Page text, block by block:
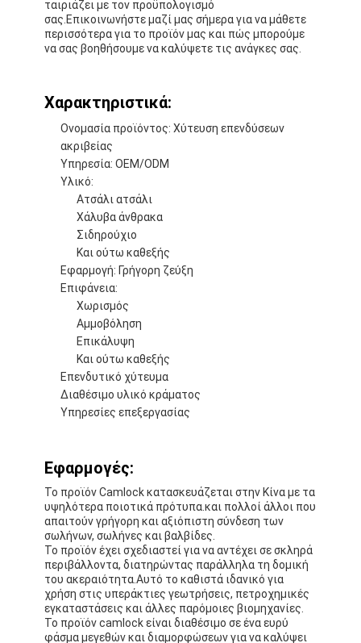
Σπίτι
Προϊόντα
Περίπου εμείς
Γύρος εργοστασίων
Ποιοτικός έλεγχος
Μας ελάτε σε επαφή με
Ταινία μόνωσης υφασμάτων γυαλιού
Ανθεκτική στη θερμότητα ταινία μόνωσης
Κολλητική ταινία υφασμάτων γυαλιού
Κολλητική ταινία ταινιών Polyimide
Κολλητική ταινία φύλλων αλουμινίου αργιλίου
ταιριάζει με τον προϋπολογισμό
σας.Επικοινωνήστε μαζί μας σήμερα για να μάθετε
περισσότερα για το προϊόν μας και πώς μπορούμε
να σας βοηθήσουμε να καλύψετε τις ανάγκες σας.
Χαρακτηριστικά:
Ονομασία προϊόντος: Χύτευση επενδύσεων
ακριβείας
Υπηρεσία: OEM/ODM
Υλικό:
Ατσάλι ατσάλι
Χάλυβα άνθρακα
Σιδηρούχιο
Και ούτω καθεξής
Εφαρμογή: Γρήγορη ζεύξη
Επιφάνεια:
Χωρισμός
Αμμοβόληση
Επικάλυψη
Και ούτω καθεξής
Επενδυτικό χύτευμα
Διαθέσιμο υλικό κράματος
Υπηρεσίες επεξεργασίας
Εφαρμογές:
Το προϊόν Camlock κατασκευάζεται στην Κίνα με τα
υψηλότερα ποιοτικά πρότυπα.και πολλοί άλλοι που
απαιτούν γρήγορη και αξιόπιστη σύνδεση των
σωλήνων, σωλήνες και βαλβίδες.
Το προϊόν έχει σχεδιαστεί για να αντέχει σε σκληρά
περιβάλλοντα, διατηρώντας παράλληλα τη δομική
του ακεραιότητα.Αυτό το καθιστά ιδανικό για
χρήση στις υπεράκτιες γεωτρήσεις, πετροχημικές
εγκαταστάσεις και άλλες παρόμοιες βιομηχανίες.
Το προϊόν camlock είναι διαθέσιμο σε ένα ευρύ
φάσμα μεγεθών και διαμορφώσεων για να καλύψει